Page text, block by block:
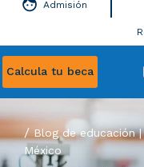
Calcula tu beca
Admisión
Blog de educación |
México